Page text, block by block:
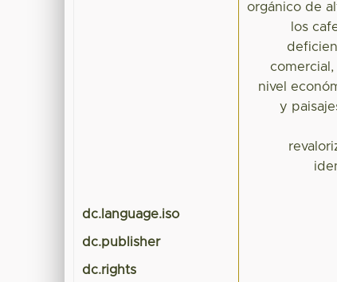
orgánico de
los
nivel
y
dc.language.iso
dc.publisher
dc.rights